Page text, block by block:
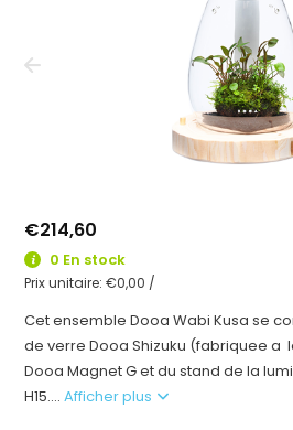
€214,60
0 En stock
Prix unitaire:€0,00 /
Cet ensemble Dooa Wabi Kusa se
de verre Dooa Shizuku (fabriquee a
Dooa Magnet G et du stand de la
H15....Afficher plus